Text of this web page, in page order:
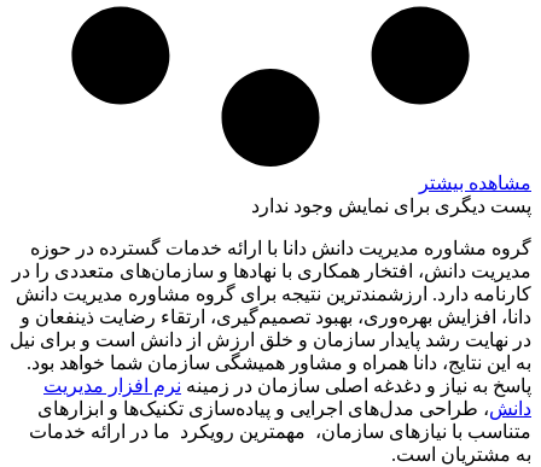
مشاهده بیشتر
پست دیگری برای نمایش وجود ندارد
گروه مشاوره مدیریت دانش دانا با ارائه خدمات گسترده در حوزه
مدیریت دانش، افتخار همکاری با نهادها و سازمان‌های متعددی را در
کارنامه دارد. ارزشمندترین نتیجه برای گروه مشاوره مدیریت دانش
دانا، افزایش بهره‌وری، بهبود تصمیم‌گیری، ارتقاء رضایت ذینفعان و
در نهایت رشد پایدار سازمان و خلق ارزش از دانش است و برای نیل
به این نتایج، دانا همراه و مشاور همیشگی سازمان شما خواهد بود.
پاسخ به نیاز و دغدغه اصلی سازمان در زمینه نرم افزار مدیریت
دانش، طراحی مدل‌های اجرایی و پیاده‌سازی تکنیک‌ها و ابزارهای
متناسب با نیازهای سازمان، مهمترین رویکرد ما در ارائه خدمات
به مشتریان است.